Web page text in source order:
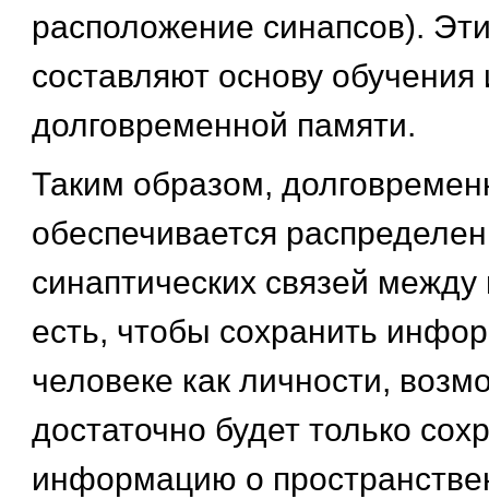
расположение синапсов).
составляют основу обучения
долговременной памяти.
Таким образом,
обеспечивается
синаптических связей
есть, чтобы сохранить
человеке как личности,
достаточно будет только
информацию о